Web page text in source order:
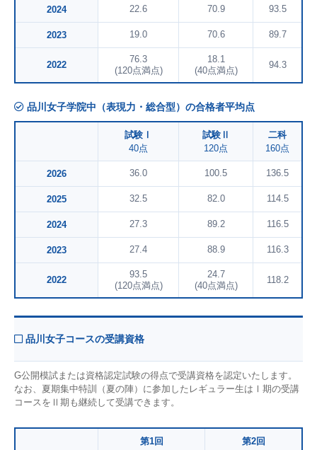
2024 22.6 70.9 93.5
2023 19.0 70.6 89.7
2022
76.3
(120点満点)
18.1
(40点満点)
94.3
品川女子学院中（表現力・総合型）の合格者平均点
試験Ⅰ
40点
試験Ⅱ
120点
二科
160点
2026 36.0 100.5 136.5
2025 32.5 82.0 114.5
2024 27.3 89.2 116.5
2023 27.4 88.9 116.3
2022
93.5
(120点満点)
24.7
(40点満点)
118.2
品川女子コースの受講資格
G公開模試または資格認定試験の得点で受講資格を認定いたします。
なお、夏期集中特訓（夏の陣）に参加したレギュラー生はⅠ期の受講
コースをⅡ期も継続して受講できます。
第1回 第2回